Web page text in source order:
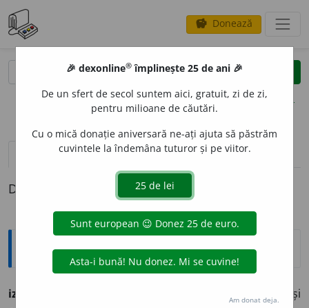
savings Donează
clear
opțiuni
definiții (1)
Definiția cu ID-ul 676775:
Explicative DEX
izecleán, -eánă
Cp. și
🎉 dexonline® împlinește 25 de ani 🎉
De un sfert de secol suntem aici, gratuit, zi de zi,
pentru milioane de căutări.
Cu o mică donație aniversară ne-ați ajuta să păstrăm
cuvintele la îndemâna tuturor și pe viitor.
Am donat deja.